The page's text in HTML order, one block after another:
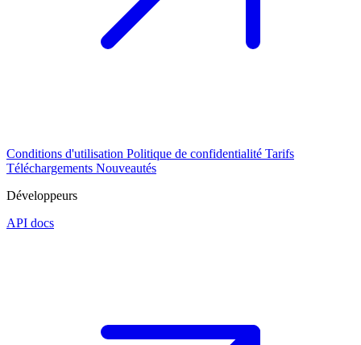
Conditions d'utilisation Politique de confidentialité Tarifs
Téléchargements Nouveautés
Développeurs
API docs